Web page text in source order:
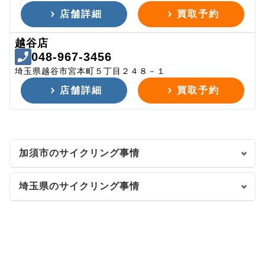
店舗詳細 買取予約
越谷店
048-967-3456
埼玉県越谷市宮本町５丁目２４８－１
店舗詳細 買取予約
加須市のサイクリング事情
埼玉県のサイクリング事情